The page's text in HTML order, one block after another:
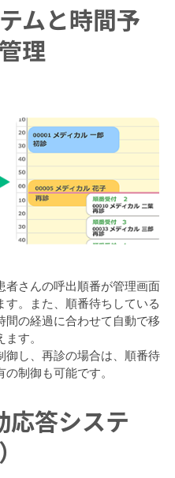
ムと時間予
理
者さんの呼出順番が管理画面
。また、順番待ちしている
間の経過に合わせて自動で移
す。
御し、再診の場合は、順番待
制御も可能です。
応答システ